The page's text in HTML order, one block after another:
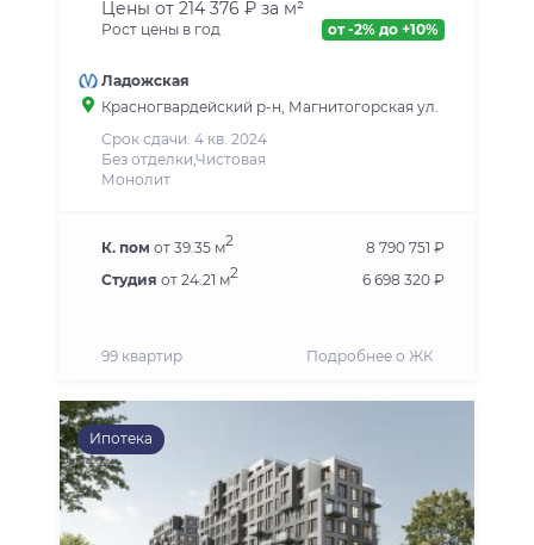
Цены от 214 376 ₽ за м²
Рост цены в год от -2% до +10%
Ладожская
Красногвардейский р-н , Магнитогорская ул.
Срок сдачи: 4 кв. 2024
Без отделки,Чистовая
Монолит
К. пом от 39.35 м2
8 790 751 ₽
Студия от 24.21 м2 6 698 320 ₽
99 квартир Подробнее о ЖК
Ипотека